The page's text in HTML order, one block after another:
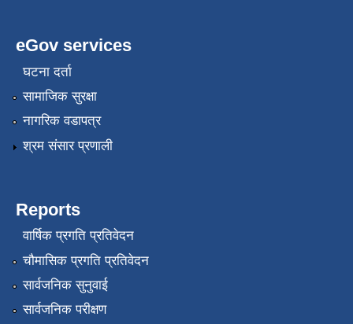
eGov services
घटना दर्ता
सामाजिक सुरक्षा
नागरिक वडापत्र
श्रम संसार प्रणाली
Reports
वार्षिक प्रगति प्रतिवेदन
चौमासिक प्रगति प्रतिवेदन
सार्वजनिक सुनुवाई
सार्वजनिक परीक्षण